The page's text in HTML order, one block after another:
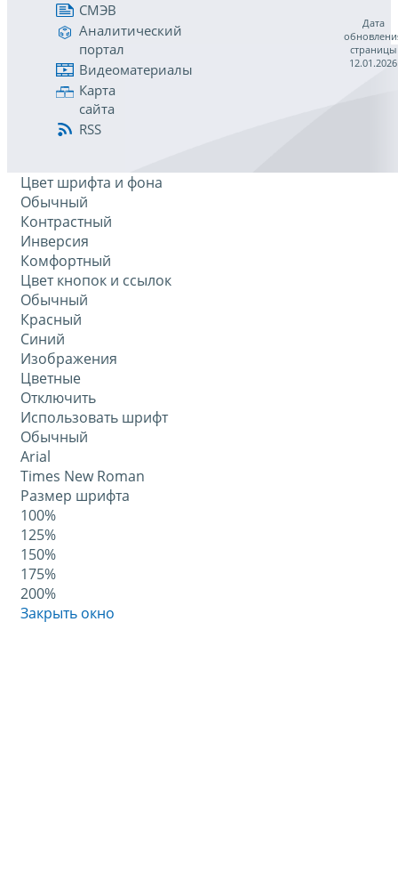
СМЭВ
Аналитический
портал
Видеоматериалы
Карта
сайта
RSS
Дата
страницы
12.01.2026
Цвет шрифта и фона
Обычный
Контрастный
Инверсия
Комфортный
Цвет кнопок и ссылок
Обычный
Красный
Синий
Изображения
Цветные
Отключить
Использовать шрифт
Обычный
Arial
Times New Roman
Размер шрифта
100%
125%
150%
175%
200%
Закрыть окно